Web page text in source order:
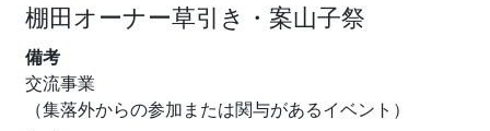
棚田オーナー草引き・案山子祭
備考
交流事業
（集落外からの参加または関与があるイベント）